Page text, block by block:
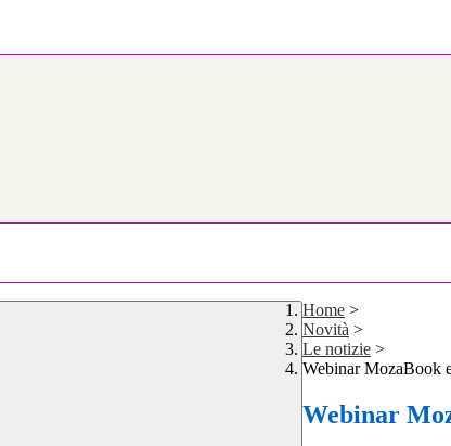
Home >
Novità >
Le notizie >
Webinar MozaBook
Webinar